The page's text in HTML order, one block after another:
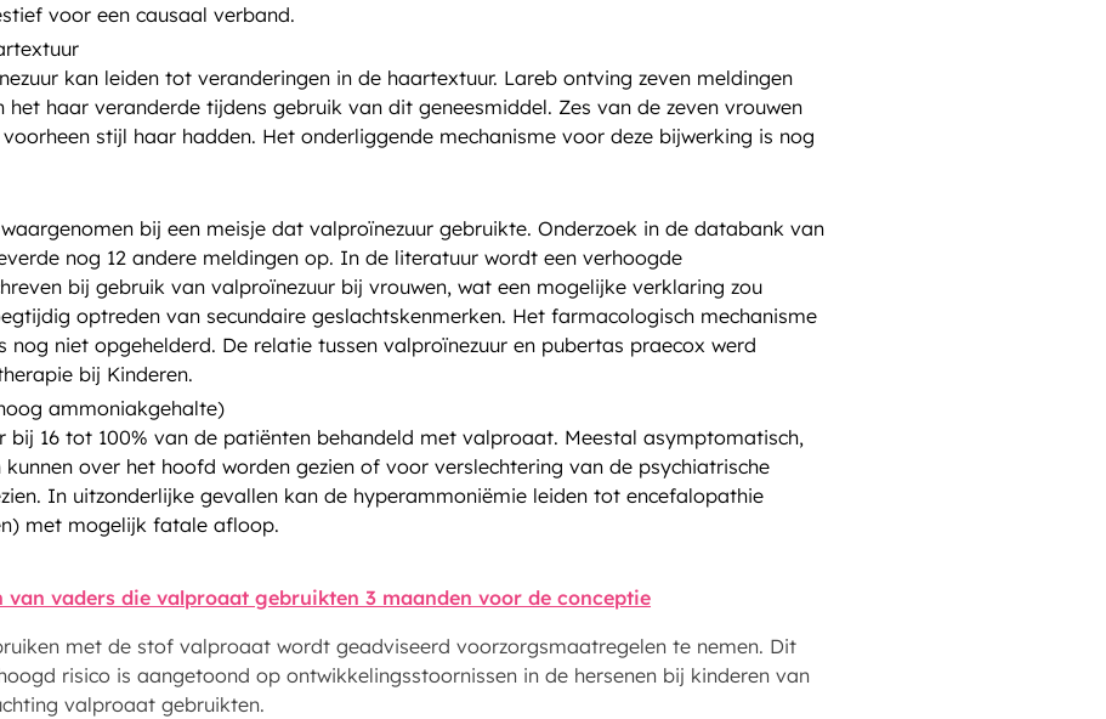
voor een causaal verband.
kan leiden tot veranderingen in de haartextuur. Lareb ontving zeven meldingen
haar veranderde tijdens gebruik van dit geneesmiddel. Zes van de zeven vrouwen
stijl haar hadden. Het onderliggende mechanisme voor deze bijwerking is nog
bij een meisje dat valproïnezuur gebruikte. Onderzoek in de databank van
nog 12 andere meldingen op. In de literatuur wordt een verhoogde
bij gebruik van valproïnezuur bij vrouwen, wat een mogelijke verklaring zou
optreden van secundaire geslachtskenmerken. Het farmacologisch mechanisme
nog niet opgehelderd. De relatie tussen valproïnezuur en pubertas praecox werd
bij Kinderen.
ammoniakgehalte)
bij 16 tot 100% van de patiënten behandeld met valproaat. Meestal asymptomatisch,
over het hoofd worden gezien of voor verslechtering van de psychiatrische
In uitzonderlijke gevallen kan de hyperammoniëmie leiden tot encefalopathie
met mogelijk fatale afloop.
van vaders die valproaat gebruikten 3 maanden voor de conceptie
met de stof valproaat wordt geadviseerd voorzorgsmaatregelen te nemen. Dit
risico is aangetoond op ontwikkelingsstoornissen in de hersenen bij kinderen van
valproaat gebruikten.